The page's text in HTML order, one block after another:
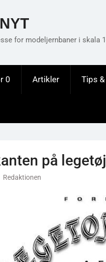
for modeljernbaner i skala
0 Artikler Tips
på
Redaktionen